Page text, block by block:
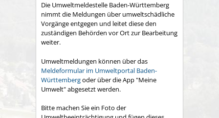
Die Umweltmeldestelle Baden-Württemberg
nimmt die Meldungen über umweltschädliche
Vorgänge entgegen und leitet diese den
zuständigen Behörden vor Ort zur Bearbeitung
weiter.
Umweltmeldungen können über das
Meldeformular im Umweltportal Baden-
Württembergoder über die App "Meine
Umwelt"abgesetzt werden.
Bitte machen Sie ein Foto der